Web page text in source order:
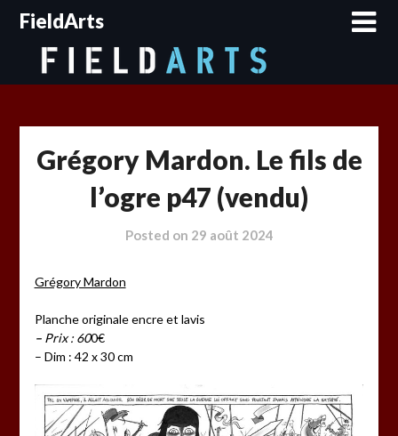
SkipFieldArts
Grégory Mardon. Le fils de
l’ogre p47 (vendu)
Posted on 29 août 2024
Grégory Mardon
Planche originale encre et lavis
– Prix : 600€
– Dim : 42 x 30 cm